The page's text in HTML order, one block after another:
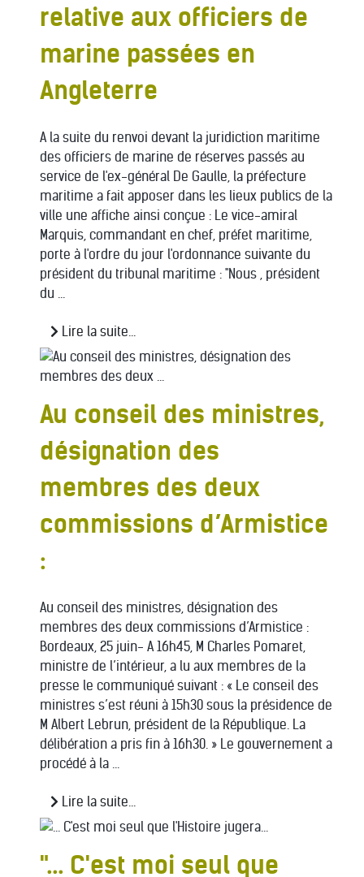
relative aux officiers de
marine passées en
Angleterre
A la suite du renvoi devant la juridiction maritime
des officiers de marine de réserves passés au
service de l'ex-général De Gaulle, la préfecture
maritime a fait apposer dans les lieux publics de la
ville une affiche ainsi conçue : Le vice-amiral
Marquis, commandant en chef, préfet maritime,
porte à l'ordre du jour l'ordonnance suivante du
président du tribunal maritime : "Nous , président
du ...
Lire la suite...
Au conseil des ministres,
désignation des
membres des deux
commissions d’Armistice
:
Au conseil des ministres, désignation des
membres des deux commissions d’Armistice :
Bordeaux, 25 juin- A 16h45, M Charles Pomaret,
ministre de l’intérieur, a lu aux membres de la
presse le communiqué suivant : « Le conseil des
ministres s’est réuni à 15h30 sous la présidence de
M Albert Lebrun, président de la République. La
délibération a pris fin à 16h30. » Le gouvernement a
procédé à la ...
Lire la suite...
"... C'est moi seul que